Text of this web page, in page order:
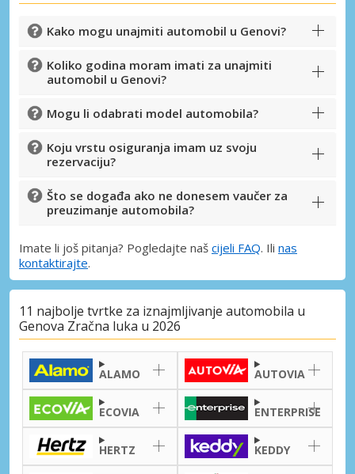
Kako mogu unajmiti automobil u Genovi?
Koliko godina moram imati za unajmiti
automobil u Genovi?
Mogu li odabrati model automobila?
Koju vrstu osiguranja imam uz svoju
rezervaciju?
Što se događa ako ne donesem vaučer za
preuzimanje automobila?
Imate li još pitanja? Pogledajte naš cijeli FAQ. Ili nas
kontaktirajte.
11 najbolje tvrtke za iznajmljivanje automobila u
Genova Zračna luka u 2026
ALAMO AUTOVIA
ECOVIA ENTERPRISE
HERTZ KEDDY